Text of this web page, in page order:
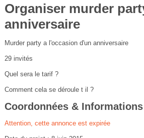
Organiser murder
anniversaire
Murder party a l'occasion d'un anniversaire
29 invités
Quel sera le tarif ?
Comment cela se déroule t il ?
Coordonnées & Informations
Attention, cette annonce est expirée